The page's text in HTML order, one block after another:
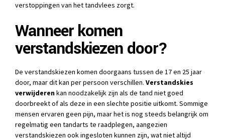
verstoppingen van het tandvlees zorgt.
Wanneer komen
verstandskiezen door?
De verstandskiezen komen doorgaans tussen de 17 en 25 jaar
door, maar dit kan per persoon verschillen. Verstandskies
verwijderenkan noodzakelijk zijn als de tand niet goed
doorbreekt of als deze in een slechte positie uitkomt. Sommige
mensen ervaren geen pijn, maar het is nog steeds belangrijk om
regelmatig een tandarts te raadplegen, aangezien
verstandskiezen ook ingesloten kunnen zijn, wat niet altijd